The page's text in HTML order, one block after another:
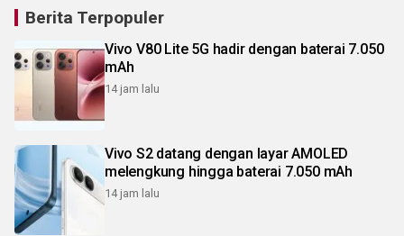
Berita Terpopuler
Vivo V80 Lite 5G hadir dengan baterai 7.050
mAh
14 jam lalu
Vivo S2 datang dengan layar AMOLED
melengkung hingga baterai 7.050 mAh
14 jam lalu